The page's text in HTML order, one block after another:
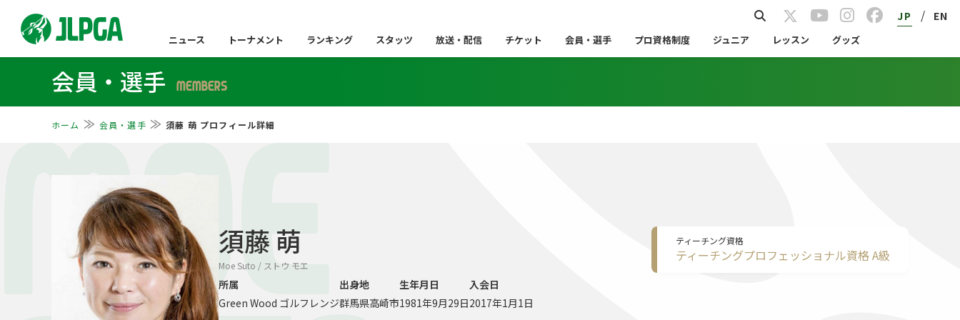
JP / EN
ニュース トーナメント ランキング スタッツ 放送・配信 チケット 会員・選手 プロ資格制度 ジュニア レッスン グッズ
会員・選手 MEMBERS
ホーム 会員・選手 須藤 萌 プロフィール詳細
MOE
須藤 萌
Moe Suto / ストウ モエ
ティーチング資格
ティーチングプロフェッショナル資格 A級
所属
Green Wood ゴルフレンジ
出身地
群馬県高崎市
生年月日
1981年9月29日
入会日
2017年1月1日